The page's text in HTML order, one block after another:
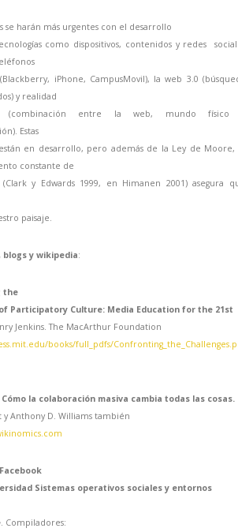
se harán más urgentes con el desarrollo
como dispositivos, contenidos y redes
iPhone, CampusMovil), la web 3.0
y realidad
(combinación entre la web, mundo físico
Estas
en desarrollo, pero además de la Ley de
constante de
y Edwards 1999, en Himanen 2001) asegura
paisaje.
blogs y wikipedia:
the
Participatory Culture: Media Education for the 21st
Jenkins. The MacArthur Foundation
books/full_pdfs/
la colaboración masiva cambia todas las cosas.
y Anthony D. Williams también
Sistemas operativos sociales y entornos
. Compiladores: